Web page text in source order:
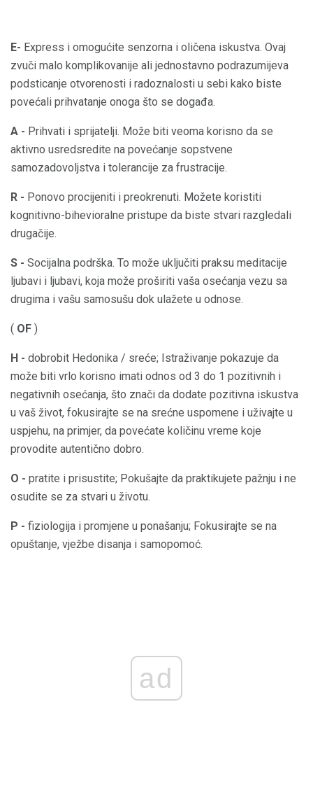
E- Express i omogućite senzorna i oličena iskustva. Ovaj
zvuči malo komplikovanije ali jednostavno podrazumijeva
podsticanje otvorenosti i radoznalosti u sebi kako biste
povećali prihvatanje onoga što se događa.
A - Prihvati i sprijatelji. Može biti veoma korisno da se
aktivno usredsredite na povećanje sopstvene
samozadovoljstva i tolerancije za frustracije.
R - Ponovo procijeniti i preokrenuti. Možete koristiti
kognitivno-bihevioralne pristupe da biste stvari razgledali
drugačije.
S - Socijalna podrška. To može uključiti praksu meditacije
ljubavi i ljubavi, koja može proširiti vaša osećanja vezu sa
drugima i vašu samosušu dok ulažete u odnose.
( OF )
H - dobrobit Hedonika / sreće; Istraživanje pokazuje da
može biti vrlo korisno imati odnos od 3 do 1 pozitivnih i
negativnih osećanja, što znači da dodate pozitivna iskustva
u vaš život, fokusirajte se na srećne uspomene i uživajte u
uspjehu, na primjer, da povećate količinu vreme koje
provodite autentično dobro.
O - pratite i prisustite; Pokušajte da praktikujete pažnju i ne
osudite se za stvari u životu.
P - fiziologija i promjene u ponašanju; Fokusirajte se na
opuštanje, vježbe disanja i samopomoć.
ad